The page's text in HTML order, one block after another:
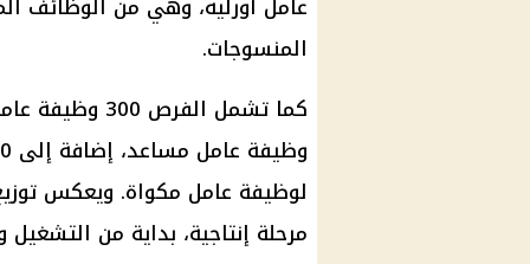
عامل أورليه، وهي من الوظائف
المنسوجات.
لوظيفة عامل مكواة. ويعكس
مرحلة إنتاجية، بداية من